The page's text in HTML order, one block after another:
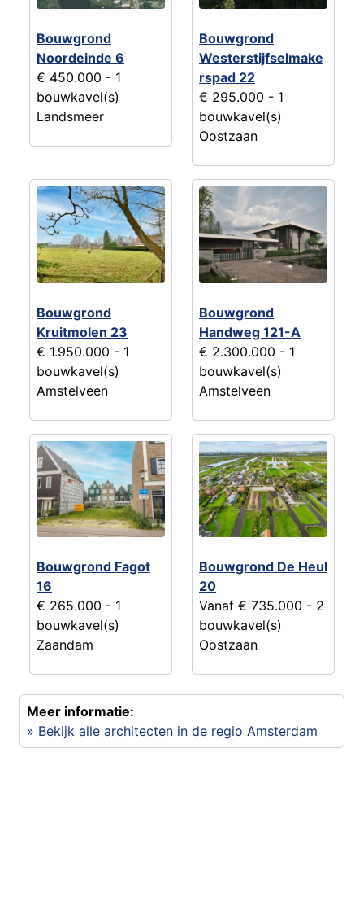
Bouwgrond
Noordeinde 6
€ 450.000 - 1
bouwkavel(s)
Landsmeer
Bouwgrond
Westerstijfselmake
rspad 22
€ 295.000 - 1
bouwkavel(s)
Oostzaan
Bouwgrond
Kruitmolen 23
€ 1.950.000 - 1
bouwkavel(s)
Amstelveen
Bouwgrond
Handweg 121-A
€ 2.300.000 - 1
bouwkavel(s)
Amstelveen
Bouwgrond Fagot
16
€ 265.000 - 1
bouwkavel(s)
Zaandam
Bouwgrond De Heul
20
Vanaf € 735.000 - 2
bouwkavel(s)
Oostzaan
Meer informatie:
» Bekijk alle architecten in de regio Amsterdam